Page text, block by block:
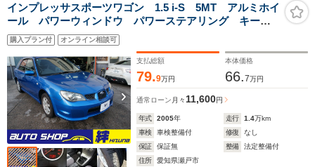
インプレッサスポーツワゴン 1.5 i-S 5MT アルミホイ
ール パワーウィンドウ パワーステアリング キーレ
スキー 運転席エアバック 助手席エアバック アル
ミホイール
購入プラン付 オンライン相談可
支払総額
79.9万円
本体価格
66.7万円
通常ローン 月々 11,600円
年式 2005年 走行 1.4万km
車検
車検整備付 修復
なし
保証
保証無 整備
法定整備付
住所
愛知県瀬戸市